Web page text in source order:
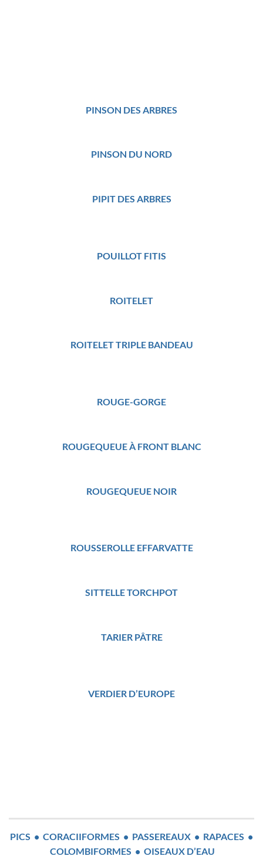
PINSON DES ARBRES
PINSON DU NORD
PIPIT DES ARBRES
POUILLOT FITIS
ROITELET
ROITELET TRIPLE BANDEAU
ROUGE-GORGE
ROUGEQUEUE À FRONT BLANC
ROUGEQUEUE NOIR
ROUSSEROLLE EFFARVATTE
SITTELLE TORCHPOT
TARIER PÂTRE
VERDIER D’EUROPE
PICS • CORACIIFORMES • PASSEREAUX • RAPACES •
COLOMBIFORMES • OISEAUX D’EAU